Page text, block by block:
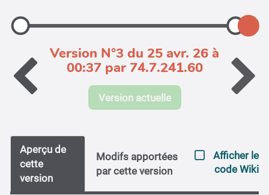
Version N°3 du 25 avr. 26 à
00:37 par 74.7.241.60
Version actuelle
Aperçu de
cette
version
Modifs apportées
par cette version
Afficher le
code Wiki